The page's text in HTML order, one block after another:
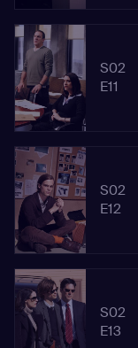
S02
E11
S02
E12
S02
E13